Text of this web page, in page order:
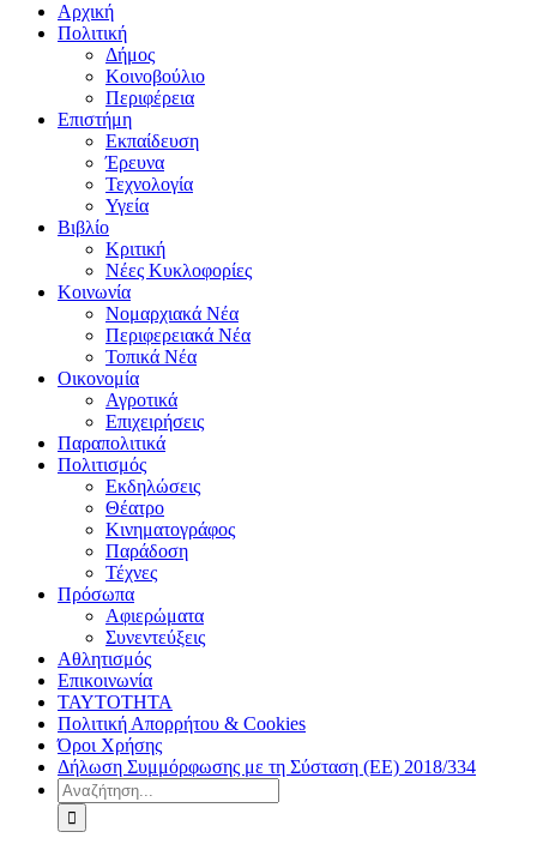
Αρχική
Πολιτική
Δήμος
Κοινοβούλιο
Περιφέρεια
Επιστήμη
Εκπαίδευση
Έρευνα
Τεχνολογία
Υγεία
Βιβλίο
Κριτική
Νέες Κυκλοφορίες
Κοινωνία
Νομαρχιακά Νέα
Περιφερειακά Νέα
Τοπικά Νέα
Οικονομία
Αγροτικά
Επιχειρήσεις
Παραπολιτικά
Πολιτισμός
Εκδηλώσεις
Θέατρο
Κινηματογράφος
Παράδοση
Τέχνες
Πρόσωπα
Αφιερώματα
Συνεντεύξεις
Αθλητισμός
Επικοινωνία
ΤΑΥΤΟΤΗΤΑ
Πολιτική Απορρήτου & Cookies
Όροι Χρήσης
Δήλωση Συμμόρφωσης με τη Σύσταση (ΕΕ) 2018/334
Αναζήτηση
για: